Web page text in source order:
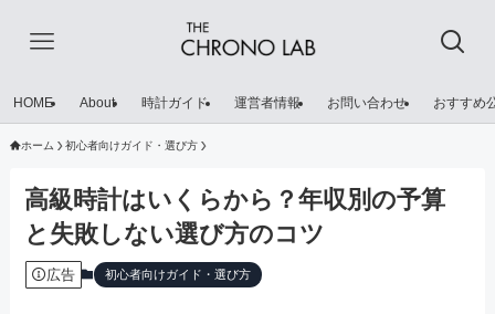
HOME About 時計ガイド 運営者情報 お問い合わせ おすすめ
ホーム 初心者向けガイド・選び方
高級時計はいくらから？年収別の予算
と失敗しない選び方のコツ
広告 初心者向けガイド・選び方